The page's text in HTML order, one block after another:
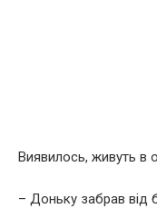
Виявилось, живуть в
– Доньку зaбpaв вiд